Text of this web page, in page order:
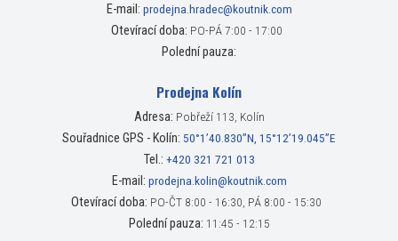
E-mail: prodejna.hradec@koutnik.com
Otevírací doba: PO-PÁ 7:00 - 17:00
Polední pauza:
Prodejna Kolín
Adresa: Pobřeží 113, Kolín
Souřadnice GPS - Kolín: 50°1’40.830”N, 15°12’19.045”E
Tel.: +420 321 721 013
E-mail: prodejna.kolin@koutnik.com
Otevírací doba: PO-ČT 8:00 - 16:30, PÁ 8:00 - 15:30
Polední pauza: 11:45 - 12:15